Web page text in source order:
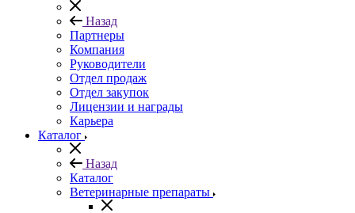
Назад
Партнеры
Компания
Руководители
Отдел продаж
Отдел закупок
Лицензии и награды
Карьера
Каталог
Назад
Каталог
Ветеринарные препараты